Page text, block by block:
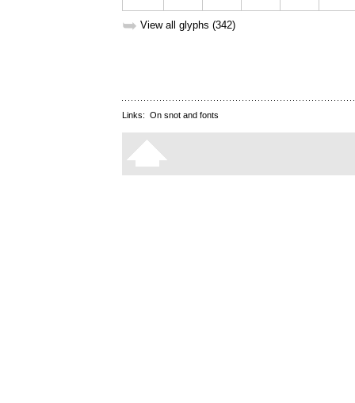
➥ View all glyphs (342)
Links: On snot and fonts